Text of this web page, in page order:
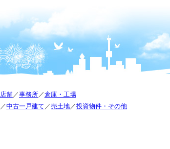
店舗／事務所／倉庫・工場
／中古一戸建て ／売土地／投資物件・その他